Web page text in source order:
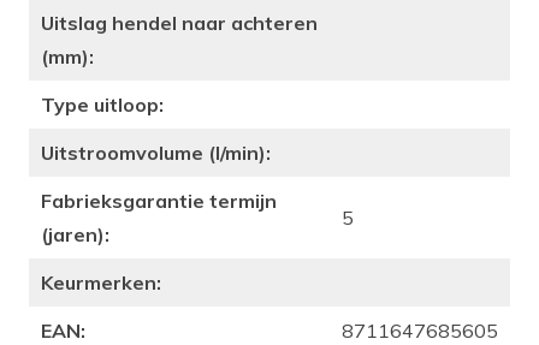
Uitslag hendel naar achteren
(mm):
Type uitloop:
Uitstroomvolume (l/min):
Fabrieksgarantie termijn
(jaren):
5
Keurmerken:
EAN:
8711647685605